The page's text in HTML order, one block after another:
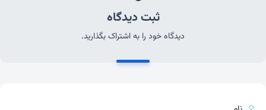
ثبت دیدگاه
دیدگاه خود را به اشتراک بگذارید.